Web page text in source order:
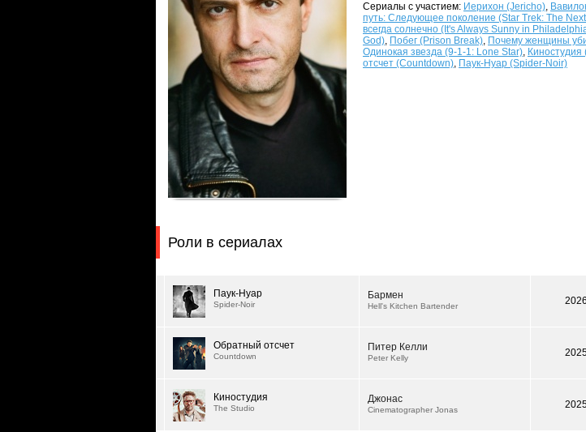
Сериалы с участием: Иерихон (Jericho),
путь: Следующее поколение (Star Trek: The
всегда солнечно (It's Always Sunny in
God), Побег (Prison Break), Почему женщины
Одинокая звезда (9-1-1: Lone Star), Киностудия
отсчет (Countdown), Паук-Нуар (Spider-Noir)
Роли в сериалах
Паук-Нуар
Spider-Noir
Бармен
Hell's Kitchen Bartender
Обратный отсчет
Countdown
Питер Келли
Peter Kelly
Киностудия
The Studio
Джонас
Cinematographer Jonas